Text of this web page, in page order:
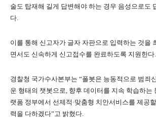
술도 탑재해 길게 답변해야 하는 경우 음성으로도
다.
이를 통해 신고자가 글자 자판으로 입력하는 것을
면서도 신속하게 신고접수를 완료하도록 지원한다.
경찰청 국가수사본부는 “폴봇은 능동적으로 범죄
운 형태의 챗봇으로, 향후 데이터를 지속 학습하는
랫폼 정부에서 선제적·맞춤형 치안서비스를 제공
력을 다하겠다”고 밝혔다.